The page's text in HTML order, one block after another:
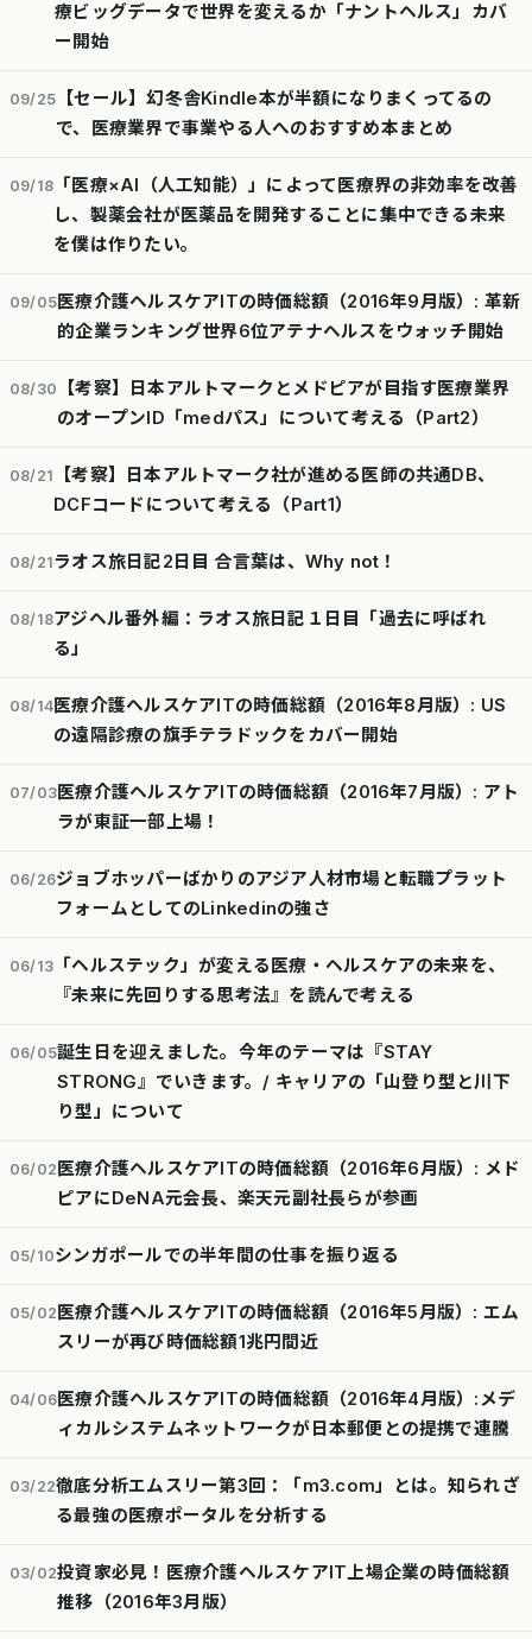
療ビッグデータで世界を変えるか「ナントヘルス」カバ
ー開始
09/25
【セール】幻冬舎Kindle本が半額になりまくってるの
で、医療業界で事業やる人へのおすすめ本まとめ
09/18 「医療×AI（人工知能）」によって医療界の非効率を改善
し、製薬会社が医薬品を開発することに集中できる未来
を僕は作りたい。
09/05医療介護ヘルスケアITの時価総額（2016年9月版）: 革新
的企業ランキング世界6位アテナヘルスをウォッチ開始
08/30
【考察】日本アルトマークとメドピアが目指す医療業界
のオープンID「medパス」について考える（Part2）
08/21
【考察】日本アルトマーク社が進める医師の共通DB、
DCFコードについて考える（Part1）
08/21ラオス旅日記2日目 合言葉は、Why not！
08/18アジヘル番外編：ラオス旅日記１日目「過去に呼ばれ
る」
08/14医療介護ヘルスケアITの時価総額（2016年8月版）: US
の遠隔診療の旗手テラドックをカバー開始
07/03医療介護ヘルスケアITの時価総額（2016年7月版）: アト
ラが東証一部上場！
06/26ジョブホッパーばかりのアジア人材市場と転職プラット
フォームとしてのLinkedinの強さ
06/13 「ヘルステック」が変える医療・ヘルスケアの未来を、
『未来に先回りする思考法』を読んで考える
06/05誕生日を迎えました。今年のテーマは『STAY
STRONG』でいきます。/ キャリアの「山登り型と川下
り型」について
06/02医療介護ヘルスケアITの時価総額（2016年6月版）: メド
ピアにDeNA元会長、楽天元副社長らが参画
05/10シンガポールでの半年間の仕事を振り返る
05/02医療介護ヘルスケアITの時価総額（2016年5月版）: エム
スリーが再び時価総額1兆円間近
04/06医療介護ヘルスケアITの時価総額（2016年4月版）:メデ
ィカルシステムネットワークが日本郵便との提携で連騰
03/22徹底分析エムスリー第3回：「m3.com」とは。知られざ
る最強の医療ポータルを分析する
03/02投資家必見！医療介護ヘルスケアIT上場企業の時価総額
推移（2016年3月版）